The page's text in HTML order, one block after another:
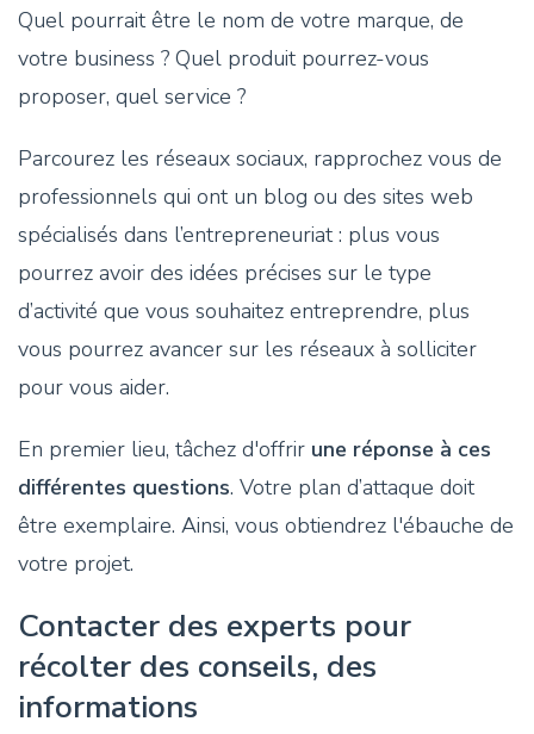
Quel pourrait être le nom de votre marque, de
votre business ? Quel produit pourrez-vous
proposer, quel service ?
Parcourez les réseaux sociaux, rapprochez vous de
professionnels qui ont un blog ou des sites web
spécialisés dans l’entrepreneuriat : plus vous
pourrez avoir des idées précises sur le type
d’activité que vous souhaitez entreprendre, plus
vous pourrez avancer sur les réseaux à solliciter
pour vous aider.
En premier lieu, tâchez d'offrir une réponse à ces
différentes questions. Votre plan d’attaque doit
être exemplaire. Ainsi, vous obtiendrez l'ébauche de
votre projet.
Contacter des experts pour
récolter des conseils, des
informations